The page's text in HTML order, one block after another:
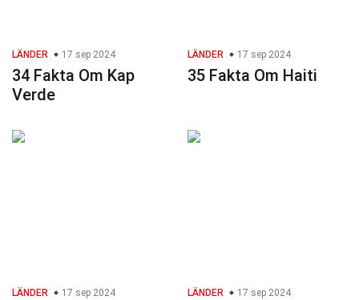
LÄNDER 17 sep 2024
34 Fakta Om Kap
Verde
LÄNDER 17 sep 2024
35 Fakta Om Haiti
LÄNDER 17 sep 2024 LÄNDER 17 sep 2024